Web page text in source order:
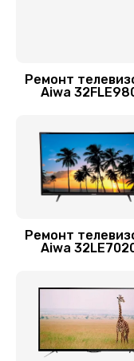
Ремонт
Aiwa
Ремонт
Aiwa